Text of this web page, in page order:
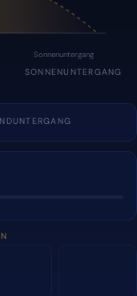
Sonnenuntergang
SONNENUNTERGANG